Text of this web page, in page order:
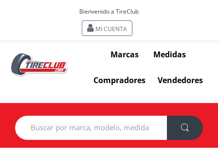
Bienvenido a TireClub
MI CUENTA
Marcas Medidas
Compradores Vendedores
Search
for: